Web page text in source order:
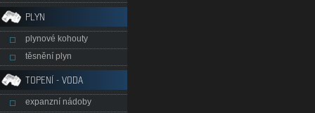
PLYN
plynové kohouty
těsnění plyn
TOPENÍ - VODA
expanzní nádoby